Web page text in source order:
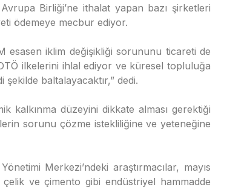
Birliği’ne ithalat yapan bazı şirketleri
ödemeye mecbur ediyor.
esasen iklim değişikliği sorununu ticareti de
ilkelerini ihlal ediyor ve küresel topluluğa
baltalayacaktır,” dedi.
kalkınma düzeyini dikkate alması gerektiği
sorunu çözme istekliliğine ve yeteneğine
Merkezi’ndeki araştırmacılar, mayıs
ve çimento gibi endüstriyel hammadde